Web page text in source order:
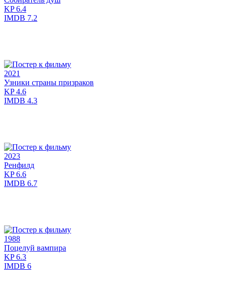
KP6.4
IMDB 7.2
2021
Узники страны призраков
KP4.6
IMDB 4.3
2023
Ренфилд
KP6.6
IMDB 6.7
1988
Поцелуй вампира
KP6.3
IMDB 6